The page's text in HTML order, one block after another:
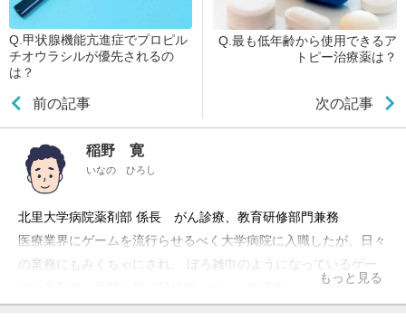
Q.甲状腺機能亢進症でプロピル
チオウラシルが優先されるの
は？
前の記事
Q.最も低年齢から使用できるア
トピー治療薬は？
次の記事
稲野 寛
いなの ひろし
北里大学病院薬剤部 係長 がん診療、教育研修部門兼務
医療業界にゲームを流行らせるべく大学病院に入職したが、日々
の業務にもみくちゃにされ、 ぼろ雑巾のようになっているゲー
もっと見る